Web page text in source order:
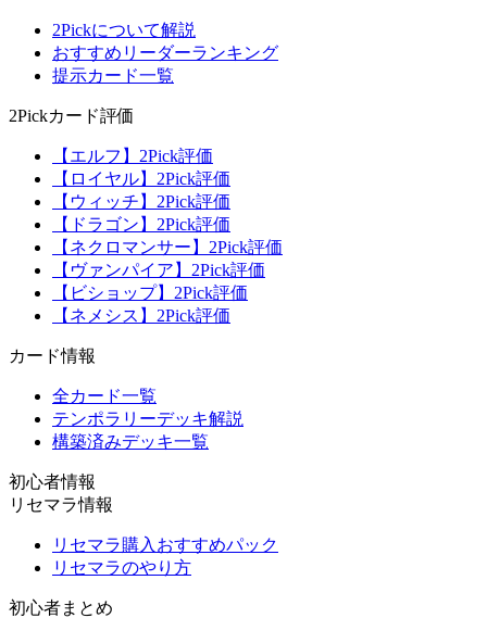
2Pickについて解説
おすすめリーダーランキング
提示カード一覧
2Pickカード評価
【エルフ】2Pick評価
【ロイヤル】2Pick評価
【ウィッチ】2Pick評価
【ドラゴン】2Pick評価
【ネクロマンサー】2Pick評価
【ヴァンパイア】2Pick評価
【ビショップ】2Pick評価
【ネメシス】2Pick評価
カード情報
全カード一覧
テンポラリーデッキ解説
構築済みデッキ一覧
初心者情報
リセマラ情報
リセマラ購入おすすめパック
リセマラのやり方
初心者まとめ